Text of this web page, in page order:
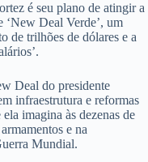
é seu plano de atingir a
‘New Deal Verde’, um
de trilhões de dólares e a
Deal do presidente
infraestrutura e reformas
imagina às dezenas de
e na
Mundial.